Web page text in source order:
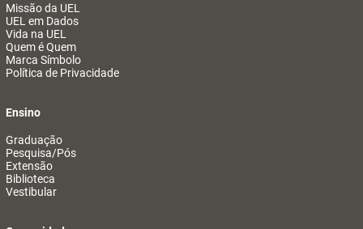
Missão da UEL
UEL em Dados
Vida na UEL
Quem é Quem
Marca Símbolo
Política de Privacidade
Ensino
Graduação
Pesquisa/Pós
Extensão
Biblioteca
Vestibular